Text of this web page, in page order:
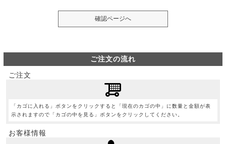
ご注文の流れ
ご注文
「カゴに入れる」ボタンをクリックすると「現在のカゴの中」に数量と金額が表
示されますので「カゴの中を見る」ボタンをクリックしてください。
お客様情報